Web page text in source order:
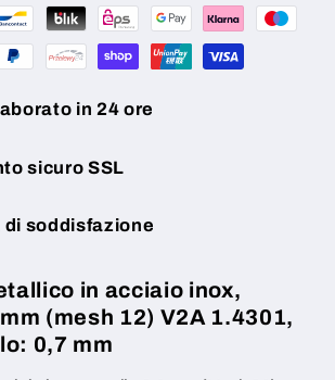
(Mesh
12)
diametro
0,7
V2A
1.4301
misura
in 24 ore
sicuro SSL
di soddisfazione
in acciaio inox,
(mesh 12) V2A 1.4301,
0,7 mm